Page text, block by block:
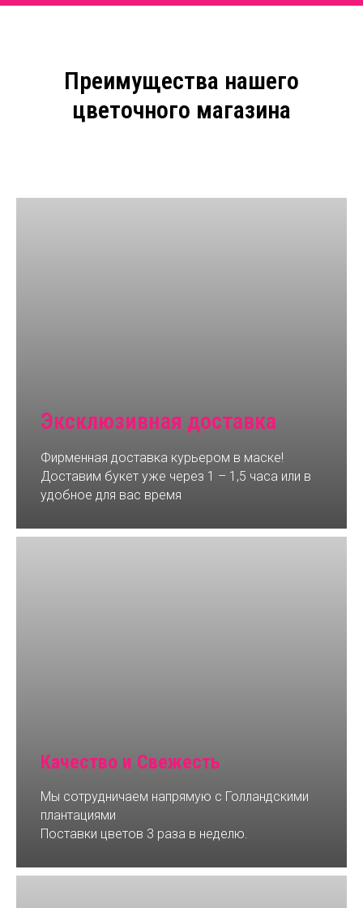
Преимущества нашего
цветочного магазина
Эксклюзивная доставка
Фирменная доставка курьером в маске!
Доставим букет уже через 1 – 1,5 часа или в
удобное для вас время
Качество и Свежесть
Мы сотрудничаем напрямую с Голландскими
плантациями
Поставки цветов 3 раза в неделю.